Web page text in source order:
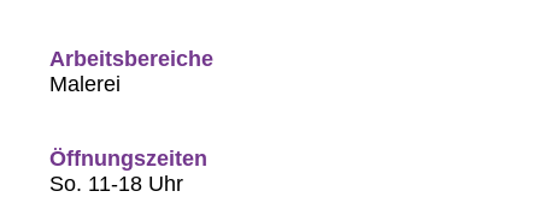
Arbeitsbereiche
Malerei
Öffnungszeiten
So. 11-18 Uhr